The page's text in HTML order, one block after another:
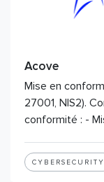
Acove
Mise en
27001, NIS2).
conformité : -
CYBERSECURITY